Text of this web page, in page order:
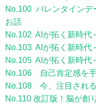
No.100 バレンタインデ
お話
No.102 AIが拓く新時
No.103 AIが拓く新時
No.105 AIが拓く新時
No.106 自己肯定感を
No.108 今、注目される
No.110 改訂版！脳が創